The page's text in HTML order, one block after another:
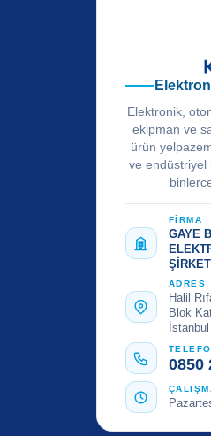
Elektronik,
ekipman ve
ürün
ve endüstriyel
FİRMA
GAYE
ŞİRKETİ
ADRES
Halil
Blok
İstanbul
0850